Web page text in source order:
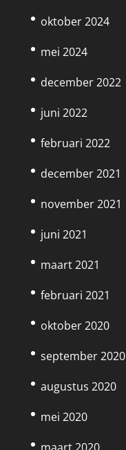
oktober 2024
mei 2024
december 2022
juni 2022
februari 2022
december 2021
november 2021
juni 2021
maart 2021
februari 2021
oktober 2020
september 2020
augustus 2020
mei 2020